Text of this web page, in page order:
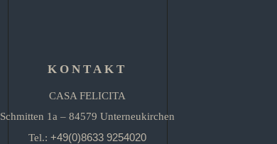
KONTAKT
CASA FELICITA
Schmitten 1a – 84579 Unterneukirchen
Tel.: +49(0)8633 9254020